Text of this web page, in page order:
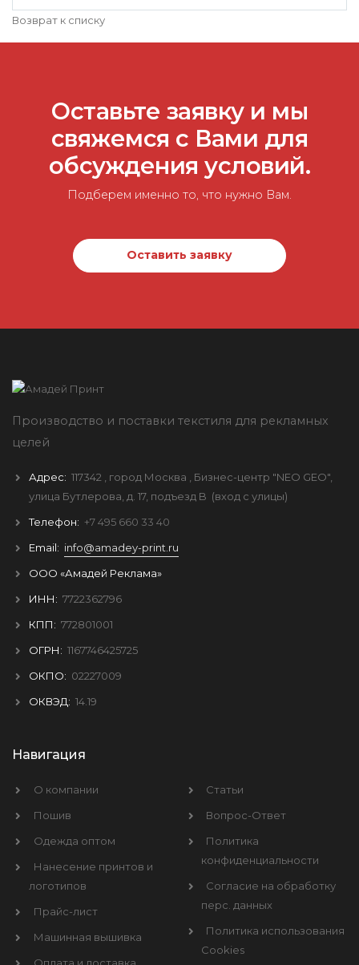
Возврат к списку
Оставьте заявку и мы
свяжемся с Вами для
обсуждения условий.
Подберем именно то, что нужно Вам.
Оставить заявку
Производство и поставки текстиля для рекламных
целей
Адрес: 117342 , город Москва
, Бизнес-центр "NEO GEO",
улица Бутлерова, д. 17, подъезд B (вход с улицы)
Телефон: +7 495 660 33 40
Email: info@amadey-print.ru
ООО «Амадей Реклама»
ИНН: 7722362796
КПП: 772801001
ОГРН: 1167746425725
ОКПО: 02227009
ОКВЭД: 14.19
Навигация
О компании
Пошив
Одежда оптом
Нанесение принтов и
логотипов
Прайс-лист
Машинная вышивка
Оплата и доставка
Статьи
Вопрос-Ответ
Политика
конфиденциальности
Согласие на обработку
перс. данных
Политика использования
Cookies